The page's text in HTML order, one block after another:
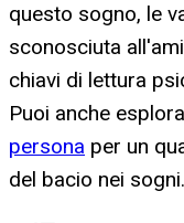
questo sogno, le
sconosciuta
chiavi di lettura
Puoi anche
persona per un
del bacio nei sogni.